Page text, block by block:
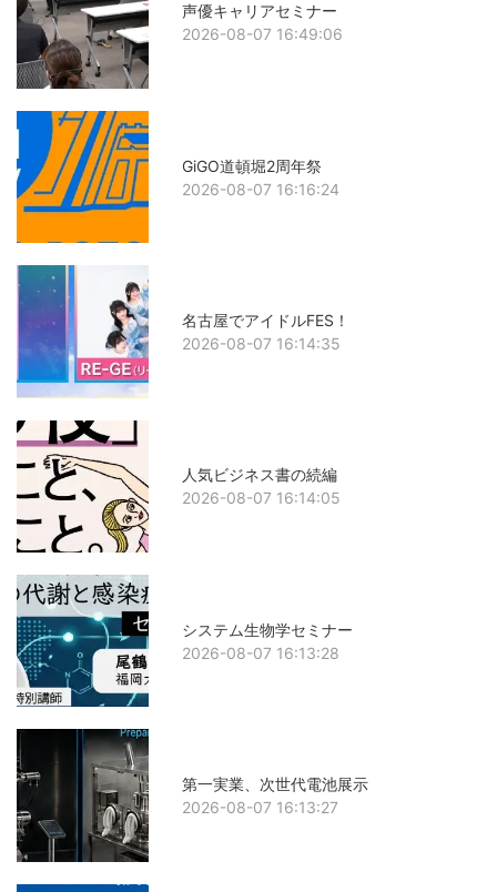
声優キャリアセミナー
2026-08-07 16:49:06
GiGO道頓堀2周年祭
2026-08-07 16:16:24
名古屋でアイドルFES！
2026-08-07 16:14:35
人気ビジネス書の続編
2026-08-07 16:14:05
システム生物学セミナー
2026-08-07 16:13:28
第一実業、次世代電池展示
2026-08-07 16:13:27